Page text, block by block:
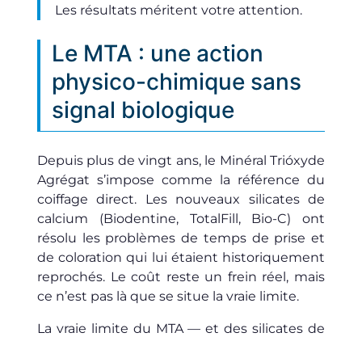
Les résultats méritent votre attention.
Le MTA : une action
physico-chimique sans
signal biologique
Depuis plus de vingt ans, le Minéral Trióxyde
Agrégat s’impose comme la référence du
coiffage direct. Les nouveaux silicates de
calcium (Biodentine, TotalFill, Bio-C) ont
résolu les problèmes de temps de prise et
de coloration qui lui étaient historiquement
reprochés. Le coût reste un frein réel, mais
ce n’est pas là que se situe la vraie limite.
La vraie limite du MTA — et des silicates de